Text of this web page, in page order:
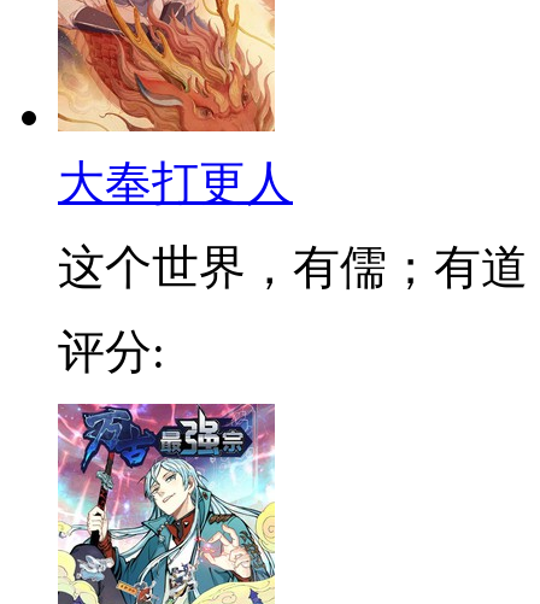
大奉打更人
这个世界，有儒；有道
评分: